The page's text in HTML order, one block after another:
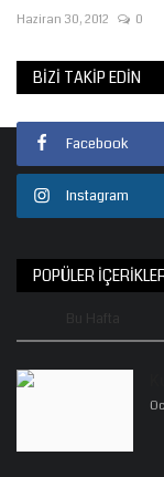
Haziran 30, 2012 0
BIZI TAKIP EDIN
Facebook
Instagram
POPÜLER